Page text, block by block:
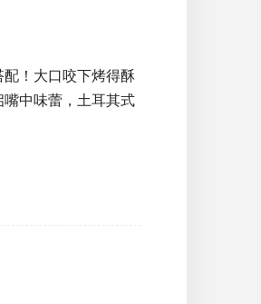
！大口咬下烤得酥
中味蕾，土耳其式